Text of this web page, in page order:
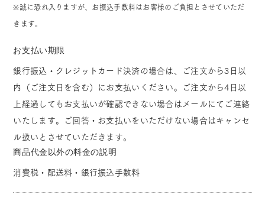
※誠に恐れ入りますが、お振込手数料はお客様のご負担とさせていただ
きます。
お支払い期限
銀行振込・クレジットカード決済の場合は、ご注文から3日以
内（ご注文日を含む）にお支払いください。ご注文から4日以
上経過してもお支払いが確認できない場合はメールにてご連絡
いたします。ご回答・お支払いをいただけない場合はキャンセ
ル扱いとさせていただきます。
商品代金以外の料金の説明
消費税・配送料・銀行振込手数料